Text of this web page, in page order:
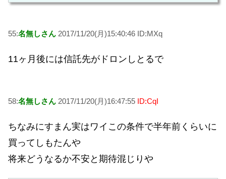
55:名無しさん 2017/11/20(月)15:40:46 ID:MXq
11ヶ月後には信託先がドロンしとるで
58:名無しさん 2017/11/20(月)16:47:55 ID:CqI
ちなみにすまん実はワイこの条件で半年前くらいに
買ってしもたんや
将来どうなるか不安と期待混じりや